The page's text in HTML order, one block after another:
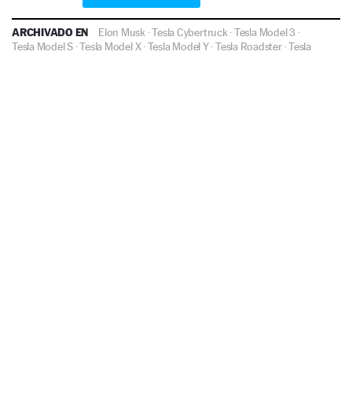
ARCHIVADO EN Elon Musk ·Tesla Cybertruck ·Tesla Model 3·
Tesla Model S ·Tesla Model X·Tesla Model Y·Tesla Roadster·Tesla